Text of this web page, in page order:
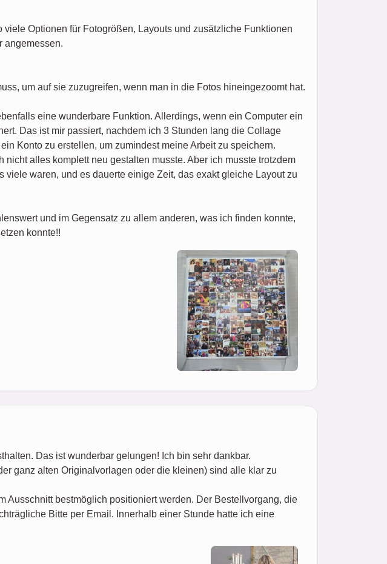
Optionen für Fotogrößen, Layouts und zusätzliche Funktionen
angemessen.
um auf sie zuzugreifen, wenn man in die Fotos hineingezoomt hat.
eine wunderbare Funktion. Allerdings, wenn ein Computer ein
Das ist mir passiert, nachdem ich 3 Stunden lang die Collage
Konto zu erstellen, um zumindest meine Arbeit zu speichern.
alles komplett neu gestalten musste. Aber ich musste trotzdem
waren, und es dauerte einige Zeit, das exakt gleiche Layout zu
und im Gegensatz zu allem anderen, was ich finden konnte,
konnte!!
Das ist wunderbar gelungen! Ich bin sehr dankbar.
ganz alten Originalvorlagen oder die kleinen) sind alle klar zu
bestmöglich positioniert werden. Der Bestellvorgang, die
Bitte per Email. Innerhalb einer Stunde hatte ich eine